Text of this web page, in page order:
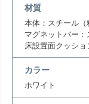
材質
本体：スチール（
マグネットバー
床設置面クッショ
カラー
ホワイト